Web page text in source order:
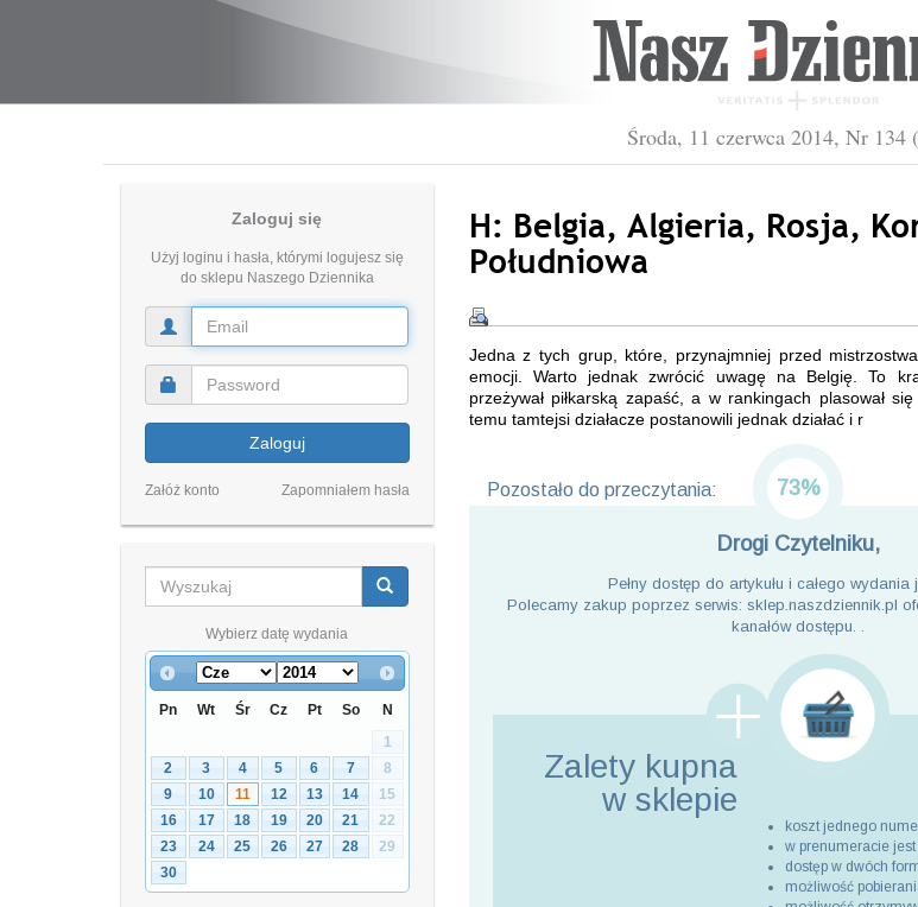
Środa, 11 czerwca 2014, Nr 134
Zaloguj się
Użyj loginu i hasła, którymi logujesz się
do sklepu Naszego Dziennika
Zaloguj
Załóż konto Zapomniałem hasła
Wybierz datę wydania
Pn Wt Śr Cz Pt So
N
1
2
3 4 5 6 7
8
9
10 11 12 13 14
15
16
17 18 19 20 21
22
23
24 25 26 27 28
29
30
H: Belgia, Algieria, Rosja,
Południowa
Jedna z tych grup, które, przynajmniej przed
emocji. Warto jednak zwrócić uwagę na Belgię. To
przeżywał piłkarską zapaść, a w rankingach plasował
temu tamtejsi działacze postanowili jednak działać i r
Pozostało do przeczytania: 73%
Drogi Czytelniku,
Pełny dostęp do artykułu i całego wydania
Polecamy zakup poprzez serwis: sklep.naszdziennik.pl
kanałów dostępu. .
Zalety kupna
w sklepie
koszt jednego
w prenumeracie
dostęp w dwóch
możliwość